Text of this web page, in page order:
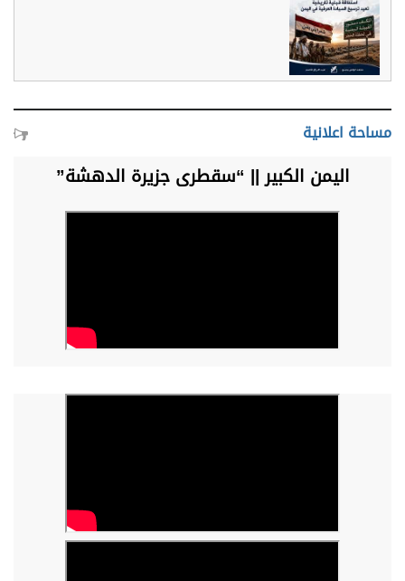
مساحة اعلانية
اليمن الكبير || “سقطرى جزيرة الدهشة”